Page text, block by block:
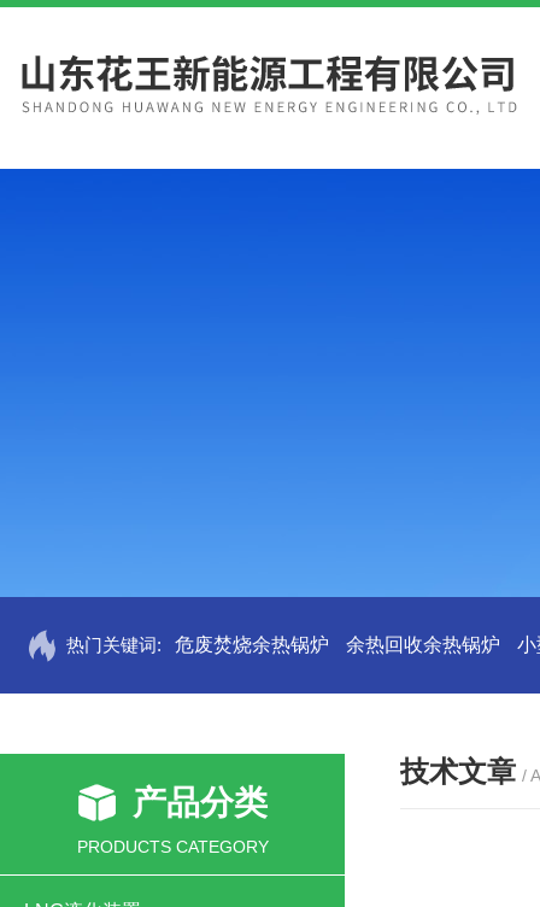
热门关键词: 危废焚烧余热锅炉 余热回收余热锅炉 小
产品分类
PRODUCTS CATEGORY
技术文章 /